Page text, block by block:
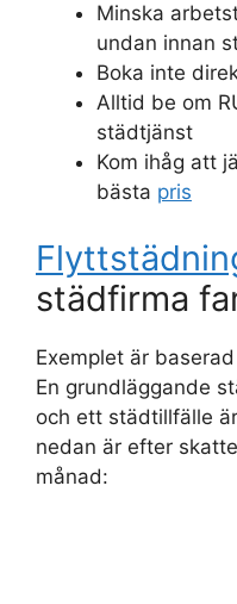
Minska
undan innan
Boka inte
Alltid be om
städtjänst
Kom ihåg att
bästa pris
städfirma
Exemplet är
En grundläggande
och ett städtillfälle
nedan är efter
månad: